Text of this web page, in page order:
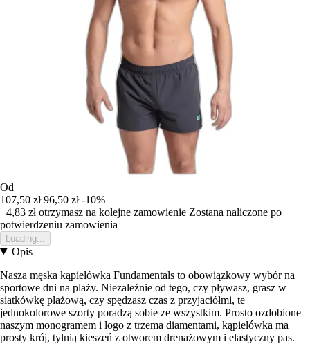
Od
107,50 zł 96,50 zł -10%
+4,83 złotrzymasz na kolejne zamowienie Zostana naliczone po
potwierdzeniu zamowienia
Loading...
Opis
Nasza męska kąpielówka Fundamentals to obowiązkowy wybór na
sportowe dni na plaży. Niezależnie od tego, czy pływasz, grasz w
siatkówkę plażową, czy spędzasz czas z przyjaciółmi, te
jednokolorowe szorty poradzą sobie ze wszystkim. Prosto ozdobione
naszym monogramem i logo z trzema diamentami, kąpielówka ma
prosty krój, tylnią kieszeń z otworem drenażowym i elastyczny pas.